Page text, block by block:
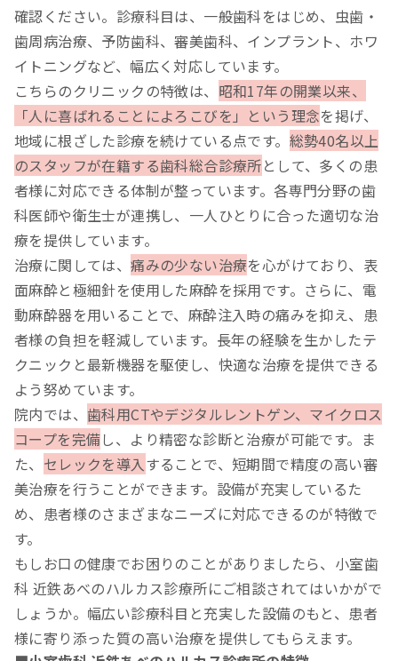
確認ください。診療科目は、一般歯科をはじめ、虫歯・
歯周病治療、予防歯科、審美歯科、インプラント、ホワ
イトニングなど、幅広く対応しています。
こちらのクリニックの特徴は、 昭和17年の開業以来、
「人に喜ばれることによろこびを」という理念を掲げ、
地域に根ざした診療を続けている点です。 総勢40名以上
のスタッフが在籍する歯科総合診療所として、多くの患
者様に対応できる体制が整っています。各専門分野の歯
科医師や衛生士が連携し、一人ひとりに合った適切な治
療を提供しています。
治療に関しては、痛みの少ない治療を心がけており、表
面麻酔と極細針を使用した麻酔を採用です。さらに、電
動麻酔器を用いることで、麻酔注入時の痛みを抑え、患
者様の負担を軽減しています。長年の経験を生かしたテ
クニックと最新機器を駆使し、快適な治療を提供できる
よう努めています。
院内では、 歯科用CTやデジタルレントゲン、マイクロス
コープを完備し、より精密な診断と治療が可能です。ま
た、 セレックを導入することで、短期間で精度の高い審
美治療を行うことができます。設備が充実しているた
め、患者様のさまざまなニーズに対応できるのが特徴で
す。
もしお口の健康でお困りのことがありましたら、小室歯
科 近鉄あべのハルカス診療所にご相談されてはいかがで
しょうか。幅広い診療科目と充実した設備のもと、患者
様に寄り添った質の高い治療を提供してもらえます。